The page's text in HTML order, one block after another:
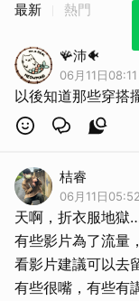
最新 熱門
🪸沛🐠
06月11日08:11
以後知道那些穿搭
桔睿
06月11日05:52
天啊，折衣服地獄
有些影片為了流量
看影片建議可以去
有些很嘴，有些有